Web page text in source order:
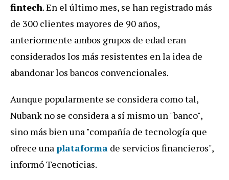
fintech. En el último mes, se han registrado más
de 300 clientes mayores de 90 años,
anteriormente ambos grupos de edad eran
considerados los más resistentes en la idea de
abandonar los bancos convencionales.
Aunque popularmente se considera como tal,
Nubank no se considera a sí mismo un "banco",
sino más bien una "compañía de tecnología que
ofrece unaplataforma de servicios financieros",
informó Tecnoticias.